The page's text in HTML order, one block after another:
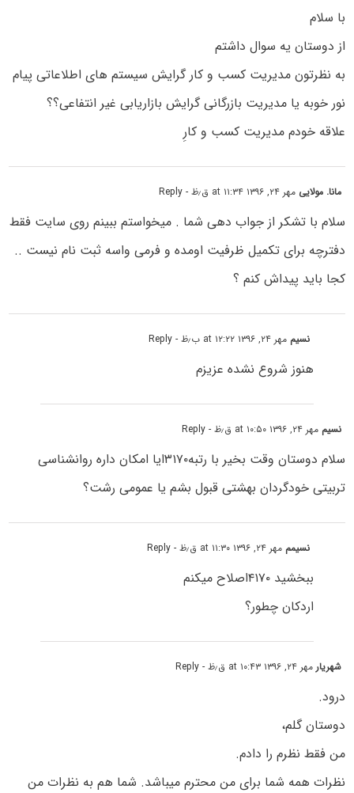
با سلام
از دوستان یه سوال داشتم
به نظرتون مدیریت کسب و کار گرایش سیستم های اطلاعاتی پیام
نور خوبه یا مدیریت بازرگانی گرایش بازاریابی غیر انتفاعی؟؟
علاقه خودم مدیریت کسب و کارِ
مانا. مولایی مهر ۲۴, ۱۳۹۶ at ۱۱:۳۴ ق٫ظ - Reply
سلام با تشکر از جواب دهی شما . میخواستم ببینم روی سایت فقط
دفترچه برای تکمیل ظرفیت اومده و فرمی واسه ثبت نام نیست ..
کجا باید پیداش کنم ؟
نسیم مهر ۲۴, ۱۳۹۶ at ۱۲:۲۲ ب٫ظ - Reply
هنوز شروع نشده عزیزم
نسیم مهر ۲۴, ۱۳۹۶ at ۱۰:۵۰ ق٫ظ - Reply
سلام دوستان وقت بخیر با رتبه۳۱۷۰ایا امکان داره روانشناسی
تربیتی خودگردان بهشتی قبول بشم یا عمومی رشت؟
نسیمم مهر ۲۴, ۱۳۹۶ at ۱۱:۳۰ ق٫ظ - Reply
ببخشید ۴۱۷۰اصلاح میکنم
اردکان چطور؟
شهریار مهر ۲۴, ۱۳۹۶ at ۱۰:۴۳ ق٫ظ - Reply
درود.
دوستان گلم،
من فقط نظرم را دادم.
نظرات همه شما برای من محترم میباشد. شما هم به نظرات من